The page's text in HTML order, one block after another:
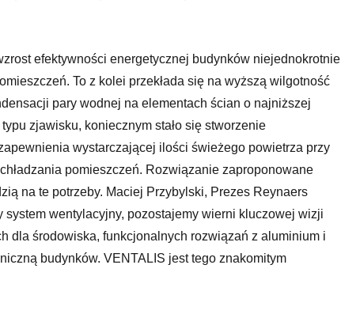
efektywności energetycznej budynków niejednokrotnie
To z kolei przekłada się na wyższą wilgotność
pary wodnej na elementach ścian o najniższej
zjawisku, koniecznym stało się stworzenie
wystarczającej ilości świeżego powietrza przy
pomieszczeń. Rozwiązanie zaproponowane
na te potrzeby. Maciej Przybylski, Prezes Reynaers
system wentylacyjny, pozostajemy wierni kluczowej wizji
dla środowiska, funkcjonalnych rozwiązań z aluminium i
budynków. VENTALIS jest tego znakomitym